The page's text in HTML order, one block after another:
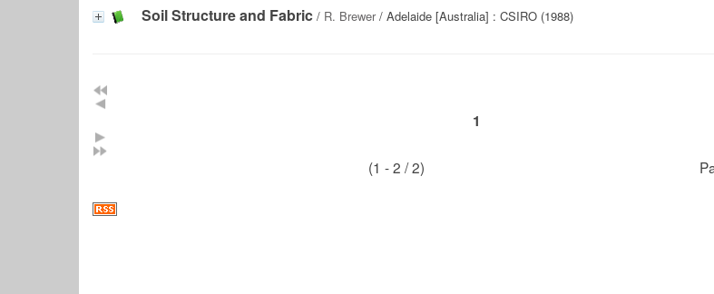
Soil Structure and Fabric / R. Brewer/ Adelaide [Australia] : CSIRO (1988)
1
(1 - 2 / 2)